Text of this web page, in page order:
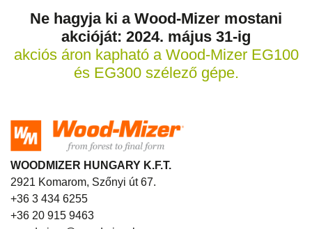
Ne hagyja ki a Wood-Mizer mostani
akcióját: 2024. május 31-ig
akciós áron kapható a Wood-Mizer EG100
és EG300 szélező gépe.
WOODMIZER HUNGARY K.F.T.
2921 Komarom, Szőnyi út 67.
+36 3 434 6255
+36 20 915 9463